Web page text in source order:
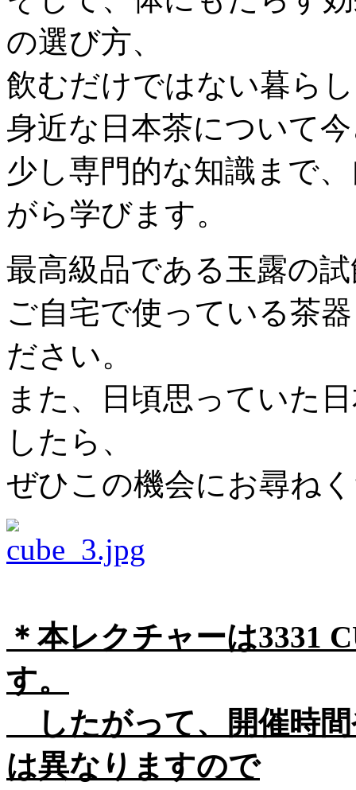
の選び方、
飲むだけではない暮ら
身近な日本茶について
少し専門的な知識まで
がら学びます。
最高級品である玉露の
ご自宅で使っている茶
ださい。
また、日頃思っていた
したら、
ぜひこの機会にお尋ね
＊本レクチャーは3331
す。
したがって、開催時
は異なりますので